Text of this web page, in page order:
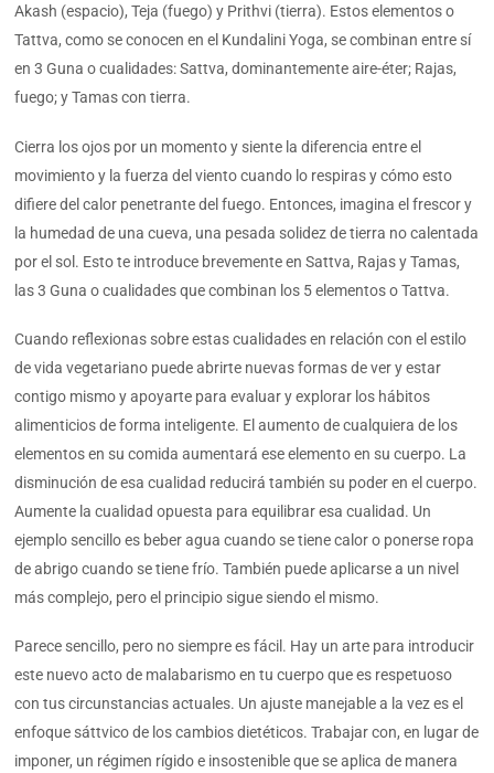
Akash (espacio), Teja (fuego) y Prithvi (tierra). Estos elementos o
Tattva, como se conocen en el Kundalini Yoga, se combinan entre sí
en 3 Guna o cualidades: Sattva, dominantemente aire-éter; Rajas,
fuego; y Tamas con tierra.
Cierra los ojos por un momento y siente la diferencia entre el
movimiento y la fuerza del viento cuando lo respiras y cómo esto
difiere del calor penetrante del fuego. Entonces, imagina el frescor y
la humedad de una cueva, una pesada solidez de tierra no calentada
por el sol. Esto te introduce brevemente en Sattva, Rajas y Tamas,
las 3 Guna o cualidades que combinan los 5 elementos o Tattva.
Cuando reflexionas sobre estas cualidades en relación con el estilo
de vida vegetariano puede abrirte nuevas formas de ver y estar
contigo mismo y apoyarte para evaluar y explorar los hábitos
alimenticios de forma inteligente. El aumento de cualquiera de los
elementos en su comida aumentará ese elemento en su cuerpo. La
disminución de esa cualidad reducirá también su poder en el cuerpo.
Aumente la cualidad opuesta para equilibrar esa cualidad. Un
ejemplo sencillo es beber agua cuando se tiene calor o ponerse ropa
de abrigo cuando se tiene frío. También puede aplicarse a un nivel
más complejo, pero el principio sigue siendo el mismo.
Parece sencillo, pero no siempre es fácil. Hay un arte para introducir
este nuevo acto de malabarismo en tu cuerpo que es respetuoso
con tus circunstancias actuales. Un ajuste manejable a la vez es el
enfoque sáttvico de los cambios dietéticos. Trabajar con, en lugar de
imponer, un régimen rígido e insostenible que se aplica de manera